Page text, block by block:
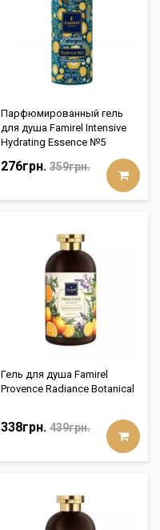
Парфюмированный гель
для душа Famirel Intensive
Hydrating Essence №5
276грн. 359грн.
Гель для душа Famirel
Provence Radiance Botanical
338грн. 439грн.